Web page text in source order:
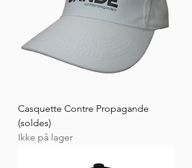
Casquette Contre Propagande
(soldes)
Ikke på lager